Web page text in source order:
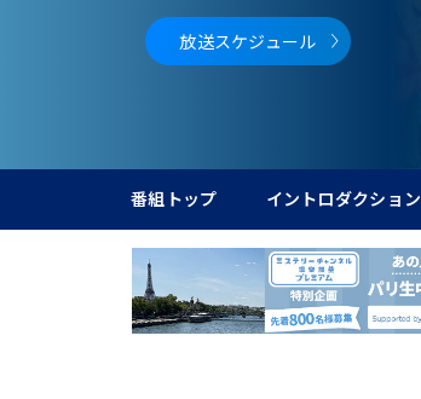
放送スケジュール
番組トップ イントロダクション